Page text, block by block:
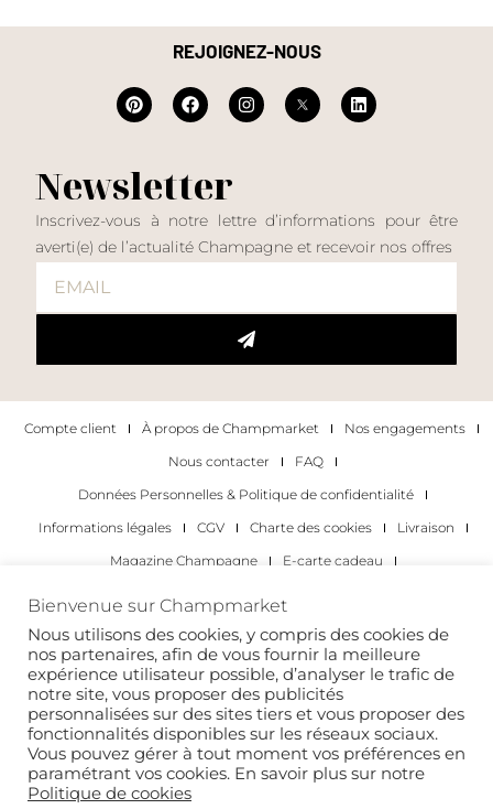
REJOIGNEZ-NOUS
Newsletter
Inscrivez-vous à notre lettre d’informations pour être
averti(e) de l’actualité Champagne et recevoir nos offres
Compte client À propos de Champmarket
Nos engagements
Nous contacter
FAQ
Données Personnelles & Politique de confidentialité
Informations légales
CGV Charte des cookies
Livraison
Magazine Champagne
E-carte cadeau
Les occasions pour déguster du champagne
Pour les particuliers
Pour les entreprises
Copyright 2022 © tous droits réservés. Champmarket.
Bienvenue sur Champmarket
Nous utilisons des cookies, y compris des cookies de
nos partenaires, afin de vous fournir la meilleure
expérience utilisateur possible, d’analyser le trafic de
notre site, vous proposer des publicités
personnalisées sur des sites tiers et vous proposer des
fonctionnalités disponibles sur les réseaux sociaux.
Vous pouvez gérer à tout moment vos préférences en
paramétrant vos cookies. En savoir plus sur notre
Politique de cookies